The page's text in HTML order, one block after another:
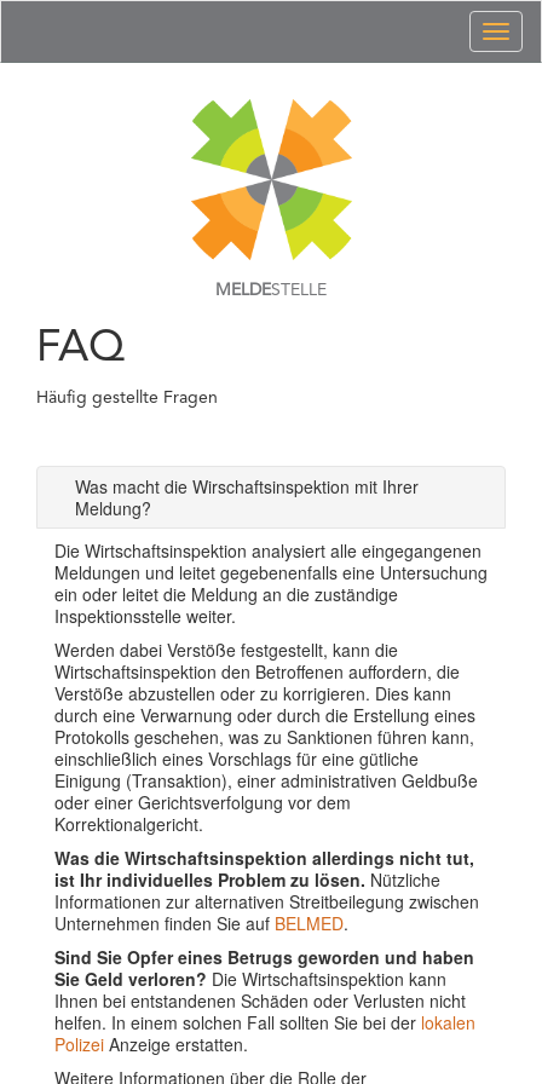
MELDESTELLE
FAQ
Häufig gestellte Fragen
Was macht die Wirschaftsinspektion mit Ihrer
Meldung?
Die Wirtschaftsinspektion analysiert alle eingegangenen
Meldungen und leitet gegebenenfalls eine Untersuchung
ein oder leitet die Meldung an die zuständige
Inspektionsstelle weiter.
Werden dabei Verstöße festgestellt, kann die
Wirtschaftsinspektion den Betroffenen auffordern, die
Verstöße abzustellen oder zu korrigieren. Dies kann
durch eine Verwarnung oder durch die Erstellung eines
Protokolls geschehen, was zu Sanktionen führen kann,
einschließlich eines Vorschlags für eine gütliche
Einigung (Transaktion), einer administrativen Geldbuße
oder einer Gerichtsverfolgung vor dem
Korrektionalgericht.
Was die Wirtschaftsinspektion allerdings nicht tut,
ist Ihr individuelles Problem zu lösen. Nützliche
Informationen zur alternativen Streitbeilegung zwischen
Unternehmen finden Sie auf BELMED.
Sind Sie Opfer eines Betrugs geworden und haben
Sie Geld verloren? Die Wirtschaftsinspektion kann
Ihnen bei entstandenen Schäden oder Verlusten nicht
helfen. In einem solchen Fall sollten Sie bei der lokalen
Polizei Anzeige erstatten.
Weitere Informationen über die Rolle der